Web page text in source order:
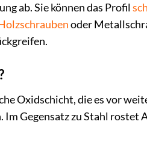
ab. Sie können das Profil
oder
Oxidschicht, die es vor
Im Gegensatz zu Stahl